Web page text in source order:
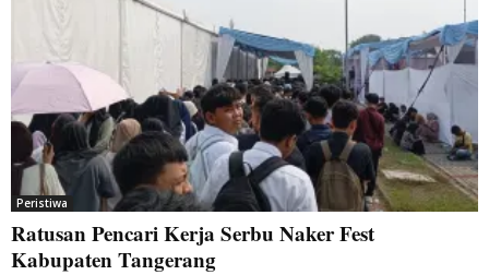
Peristiwa
Ratusan Pencari Kerja Serbu Naker Fest
Kabupaten Tangerang